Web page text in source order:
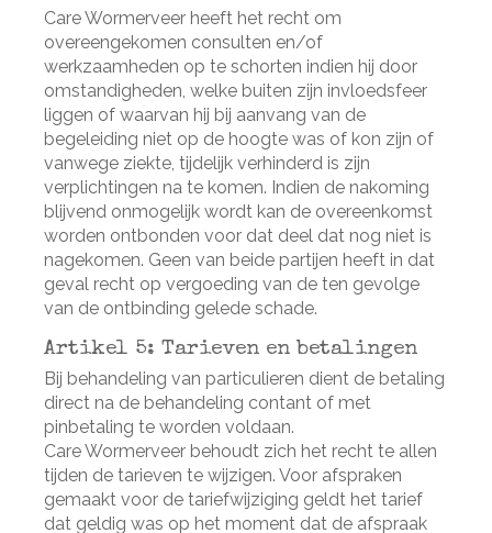
Care Wormerveer heeft het recht om
overeengekomen consulten en/of
werkzaamheden op te schorten indien hij door
omstandigheden, welke buiten zijn invloedsfeer
liggen of waarvan hij bij aanvang van de
begeleiding niet op de hoogte was of kon zijn of
vanwege ziekte, tijdelijk verhinderd is zijn
verplichtingen na te komen. Indien de nakoming
blijvend onmogelijk wordt kan de overeenkomst
worden ontbonden voor dat deel dat nog niet is
nagekomen. Geen van beide partijen heeft in dat
geval recht op vergoeding van de ten gevolge
van de ontbinding gelede schade.
Artikel 5: Tarieven en betalingen
Bij behandeling van particulieren dient de betaling
direct na de behandeling contant of met
pinbetaling te worden voldaan.
Care Wormerveer behoudt zich het recht te allen
tijden de tarieven te wijzigen. Voor afspraken
gemaakt voor de tariefwijziging geldt het tarief
dat geldig was op het moment dat de afspraak